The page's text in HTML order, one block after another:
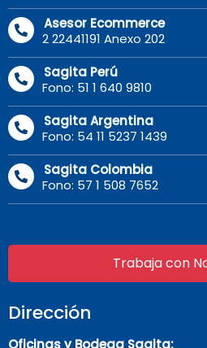
Asesor Ecommerce
2 22441191 Anexo 202
Sagita Perú
Fono: 51 1 640 9810
Sagita Argentina
Fono: 54 11 5237 1439
Sagita Colombia
Fono: 57 1 508 7652
Trabaja con
Dirección
Oficinas y Bodega Sagita: